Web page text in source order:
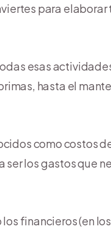
para elaborar
esas
hasta el
como costos
ser los gastos que
financieros (en